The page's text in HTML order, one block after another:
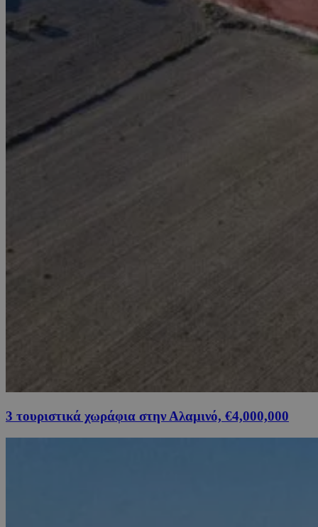
3 τουριστικά χωράφια στην Αλαμινό, €4,000,000